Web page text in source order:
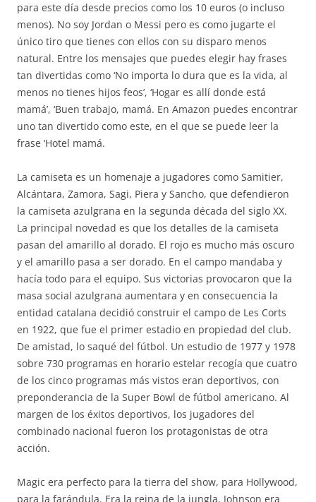
para este día desde precios como los 10 euros (o incluso
menos). No soy Jordan o Messi pero es como jugarte el
único tiro que tienes con ellos con su disparo menos
natural. Entre los mensajes que puedes elegir hay frases
tan divertidas como ‘No importa lo dura que es la vida, al
menos no tienes hijos feos’, ‘Hogar es allí donde está
mamá’, ‘Buen trabajo, mamá. En Amazon puedes encontrar
uno tan divertido como este, en el que se puede leer la
frase ‘Hotel mamá.
La camiseta es un homenaje a jugadores como Samitier,
Alcántara, Zamora, Sagi, Piera y Sancho, que defendieron
la camiseta azulgrana en la segunda década del siglo XX.
La principal novedad es que los detalles de la camiseta
pasan del amarillo al dorado. El rojo es mucho más oscuro
y el amarillo pasa a ser dorado. En el campo mandaba y
hacía todo para el equipo. Sus victorias provocaron que la
masa social azulgrana aumentara y en consecuencia la
entidad catalana decidió construir el campo de Les Corts
en 1922, que fue el primer estadio en propiedad del club.
De amistad, lo saqué del fútbol. Un estudio de 1977 y 1978
sobre 730 programas en horario estelar recogía que cuatro
de los cinco programas más vistos eran deportivos, con
preponderancia de la Super Bowl de fútbol americano. Al
margen de los éxitos deportivos, los jugadores del
combinado nacional fueron los protagonistas de otra
acción.
Magic era perfecto para la tierra del show, para Hollywood,
para la farándula. Era la reina de la jungla. Johnson era